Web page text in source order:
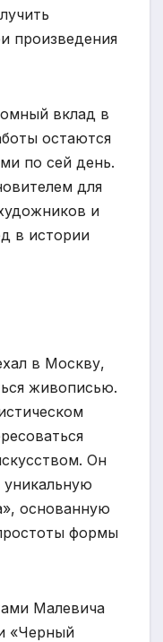
произведения
вклад в
остаются
по сей день.
для
и
в истории
в Москву,
живописью.
Он
уникальную
основанную
формы
Малевича
«Черный